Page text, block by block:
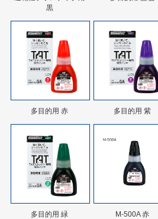
黒
多目的用 赤 多目的用 紫
多目的用 緑 M-500A 赤